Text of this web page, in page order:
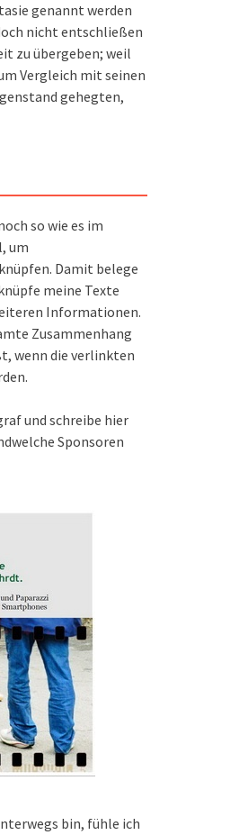
genannt werden
nicht entschließen
zu übergeben; weil
Vergleich mit seinen
gehegten,
so wie es im
um
Damit belege
meine Texte
Informationen.
Zusammenhang
wenn die verlinkten
und schreibe hier
Sponsoren
bin, fühle ich